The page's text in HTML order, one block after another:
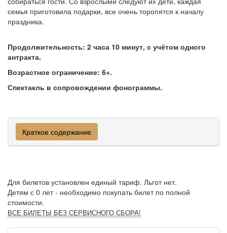
семья приготовила подарки, все очень торопятся к началу
праздника.
Продолжительность: 2 часа 10 минут, с учётом одного
антракта.
Возрастное ограничение: 6+.
Спектакль в сопровождении фонограммы.
Краткое содержание
Для билетов установлен единый тариф. Льгот нет.
Детям с 0 лет - необходимо покупать билет по полной
стоимости.
ВСЕ БИЛЕТЫ БЕЗ СЕРВИСНОГО СБОРА!